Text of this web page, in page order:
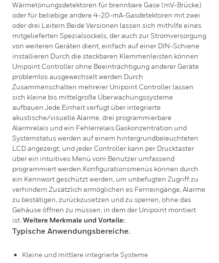
Wärmetönungsdetektoren für brennbare Gase (mV-Brücke)
oder für beliebige andere 4-20-mA-Gasdetektoren mit zwei
oder drei Leitern.Beide Versionen lassen sich mithilfe eines
mitgelieferten Spezialsockels, der auch zur Stromversorgung
von weiteren Geräten dient, einfach auf einer DIN-Schiene
installieren.Durch die steckbaren Klemmenleisten können
Unipoint Controller ohne Beeinträchtigung anderer Geräte
problemlos ausgewechselt werden.Durch
Zusammenschalten mehrerer Unipoint Controller lassen
sich kleine bis mittelgroße Überwachungssysteme
aufbauen.Jede Einheit verfügt über integrierte
akustische/visuelle Alarme, drei programmierbare
Alarmrelais und ein Fehlerrelais.Gaskonzentration und
Systemstatus werden auf einem hintergrundbeleuchteten
LCD angezeigt, und jeder Controller kann per Drucktaster
über ein intuitives Menü vom Benutzer umfassend
programmiert werden.Konfigurationsmenüs können durch
ein Kennwort geschützt werden, um unbefugten Zugriff zu
verhindern.Zusätzlich ermöglichen es Ferneingänge, Alarme
zu bestätigen, zurückzusetzen und zu sperren, ohne das
Gehäuse öffnen zu müssen, in dem der Unipoint montiert
ist.. Weitere Merkmale und Vorteile:
Typische Anwendungsbereiche.
Kleine und mittlere integrierte Systeme